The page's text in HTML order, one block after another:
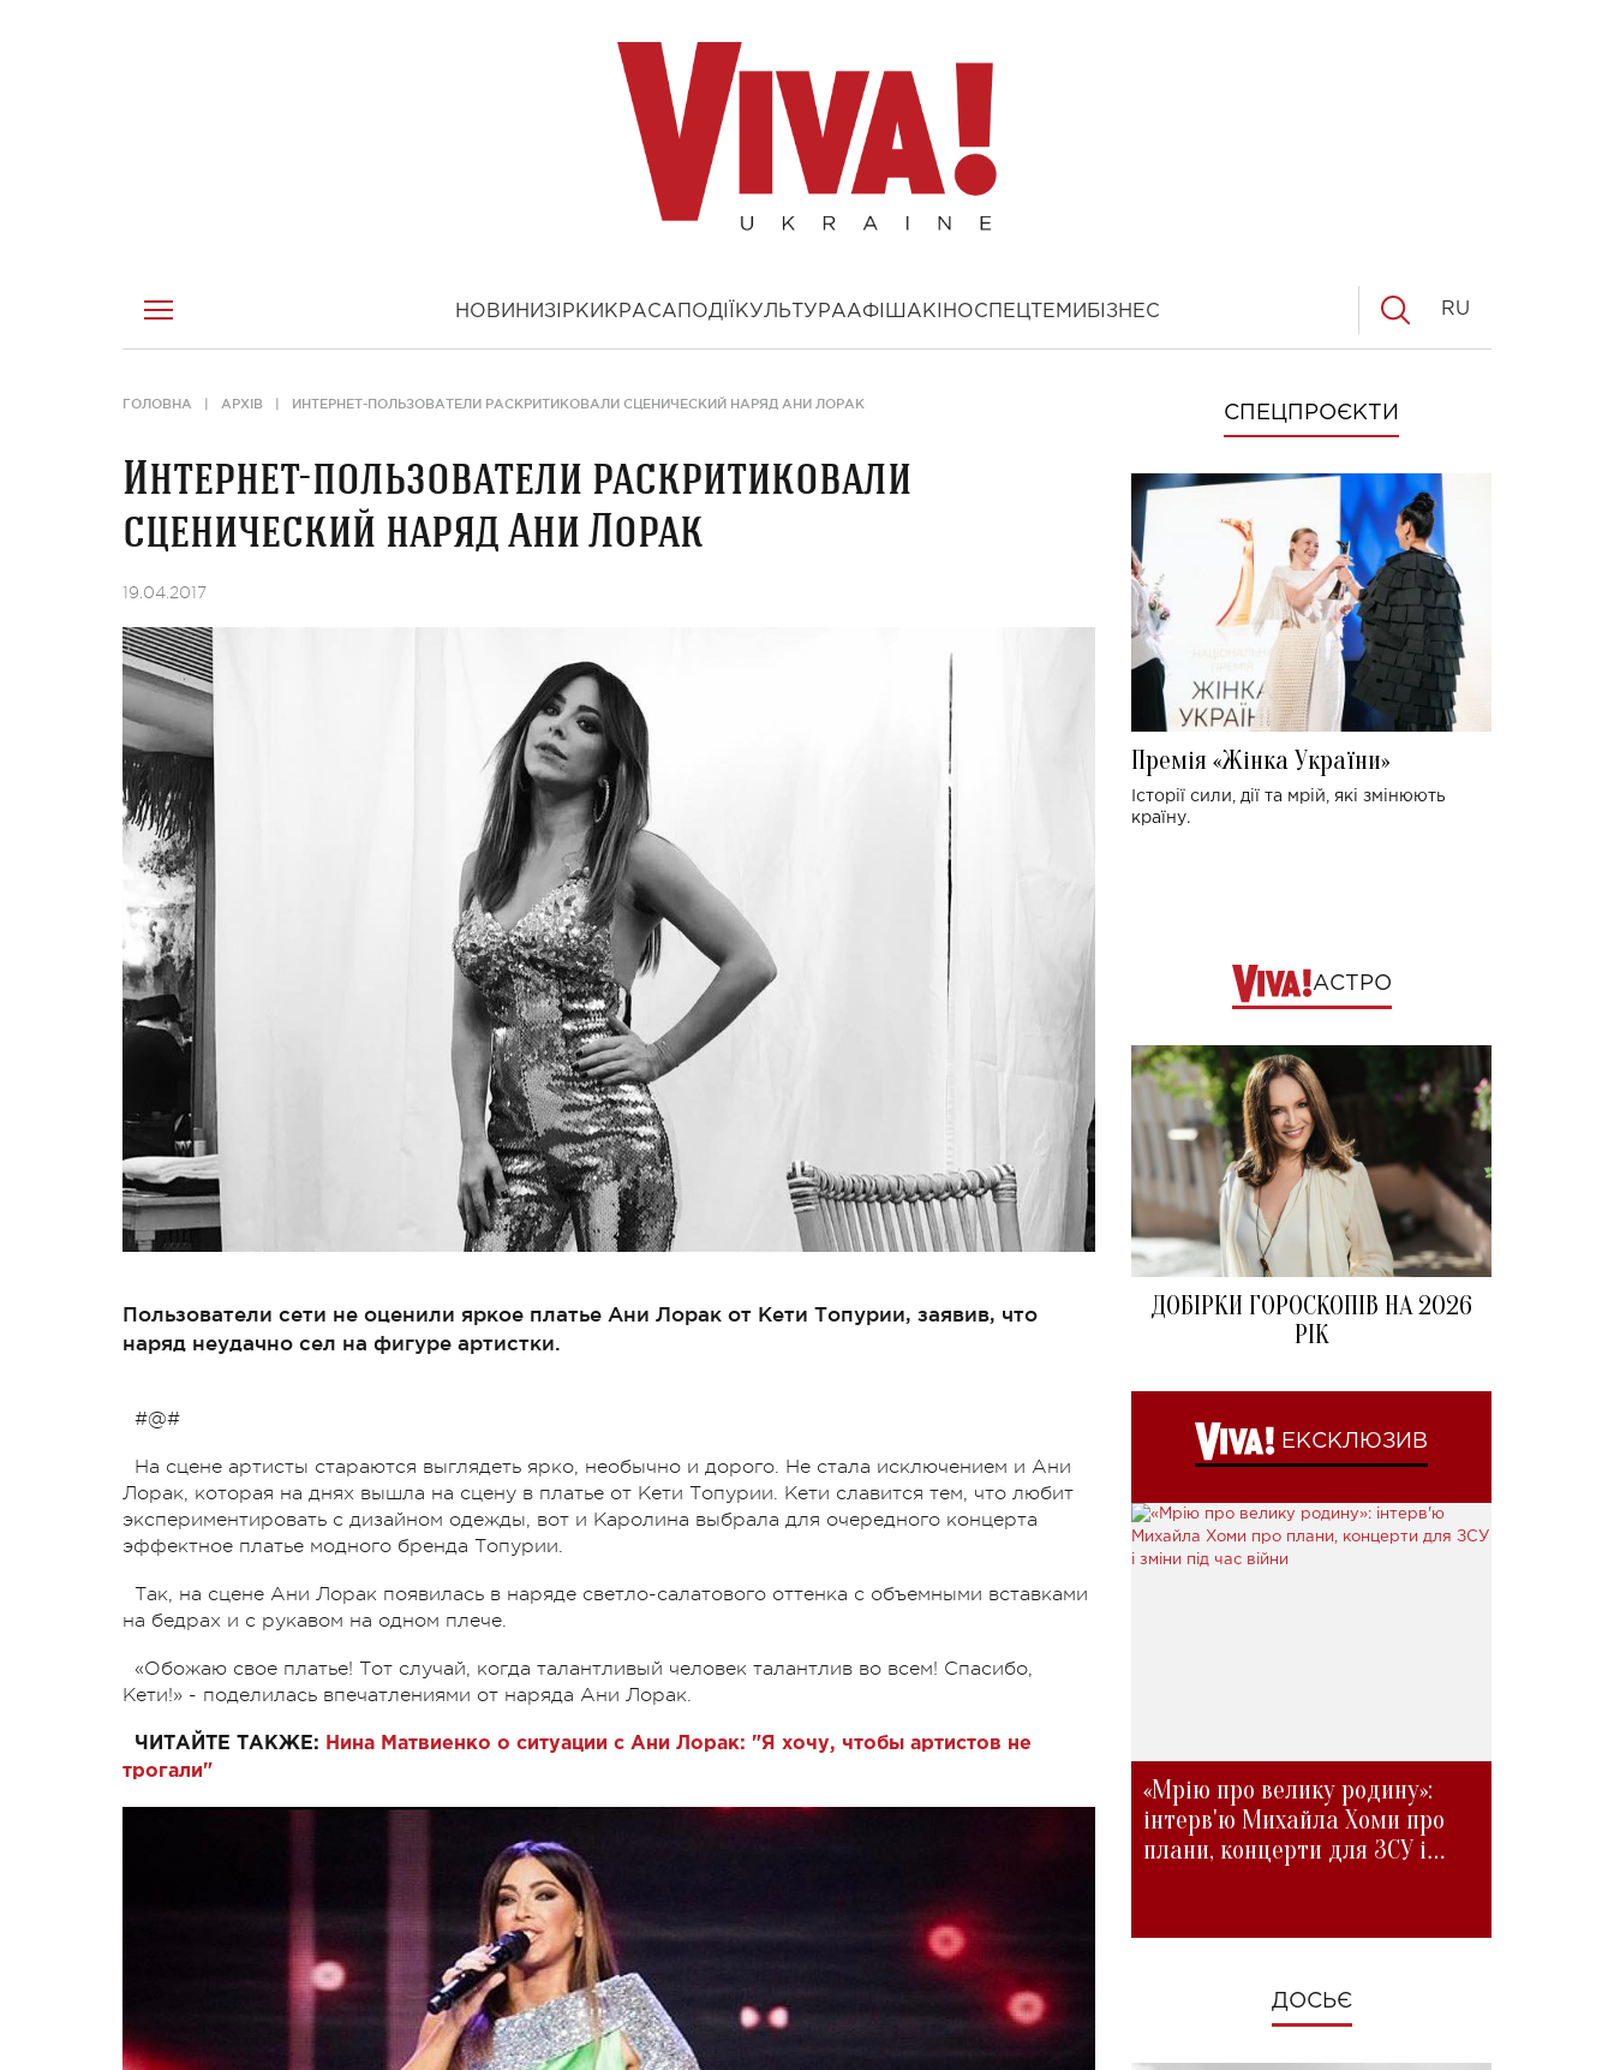
НОВИНИ ЗІРКИ КРАСА ПОДІЇ КУЛЬТУРААФІША КІНОСПЕЦТЕМИ БІЗНЕС RU
ГОЛОВНА АРХІВ ИНТЕРНЕТ-ПОЛЬЗОВАТЕЛИ РАСКРИТИКОВАЛИ СЦЕНИЧЕСКИЙ НАРЯД АНИ ЛОРАК
Интернет-пользователи раскритиковали
сценический наряд Ани Лорак
19.04.2017
Пользователи сети не оценили яркое платье Ани Лорак от Кети Топурии, заявив, что
наряд неудачно сел на фигуре артистки.
#@#
На сцене артисты стараются выглядеть ярко, необычно и дорого. Не стала исключением и Ани
Лорак, которая на днях вышла на сцену в платье от Кети Топурии. Кети славится тем, что любит
экспериментировать с дизайном одежды, вот и Каролина выбрала для очередного концерта
эффектное платье модного бренда Топурии.
Так, на сцене Ани Лорак появилась в наряде светло-салатового оттенка с объемными вставками
на бедрах и с рукавом на одном плече.
«Обожаю свое платье! Тот случай, когда талантливый человек талантлив во всем! Спасибо,
Кети!» - поделилась впечатлениями от наряда Ани Лорак.
ЧИТАЙТЕ ТАКЖЕ: Нина Матвиенко о ситуации с Ани Лорак: "Я хочу, чтобы артистов не
трогали"
СПЕЦПРОЄКТИ
Премія «Жінка України»
Історії сили, дії та мрій, які змінюють
країну.
АСТРО
ДОБІРКИ ГОРОСКОПІВ НА 2026
РІК
ЕКСКЛЮЗИВ
«Мрію про велику родину»:
інтерв'ю Михайла Хоми про
плани, концерти для ЗСУ і
ДОСЬЄ